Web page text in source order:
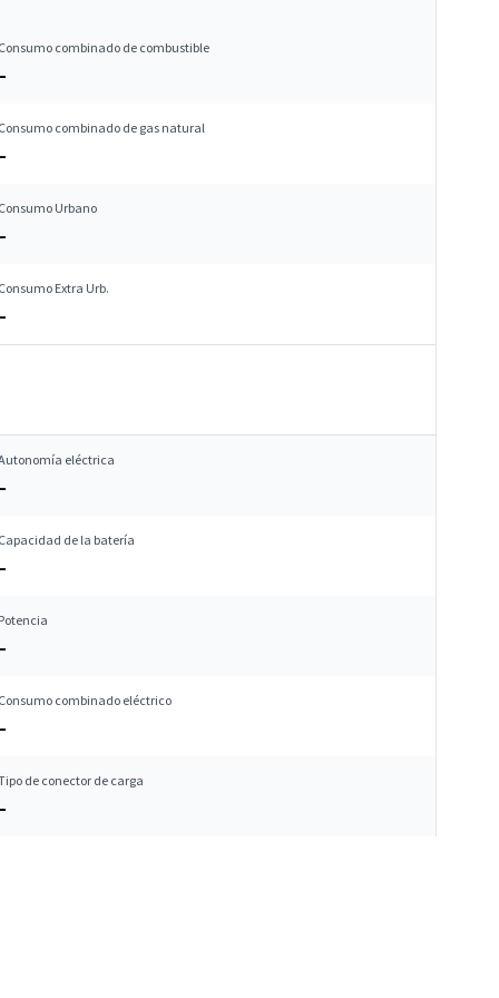
combinado de combustible
combinado de gas natural
Urbano
Extra Urb.
eléctrica
de la batería
combinado eléctrico
de conector de carga